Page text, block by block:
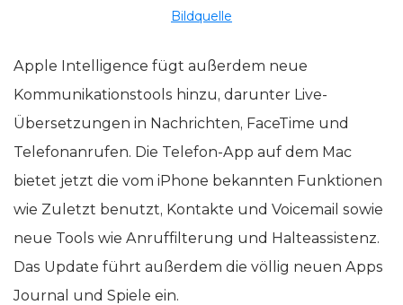
Bildquelle
Apple Intelligence fügt außerdem neue
Kommunikationstools hinzu, darunter Live-
Übersetzungen in Nachrichten, FaceTime und
Telefonanrufen. Die Telefon-App auf dem Mac
bietet jetzt die vom iPhone bekannten Funktionen
wie Zuletzt benutzt, Kontakte und Voicemail sowie
neue Tools wie Anruffilterung und Halteassistenz.
Das Update führt außerdem die völlig neuen Apps
Journal und Spiele ein.